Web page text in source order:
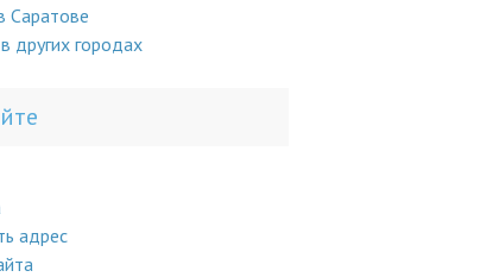
Саратове
других городах
адрес